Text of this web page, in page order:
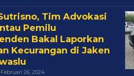
Tim Advokasi
Pemilu
Bakal Laporkan
Kecurangan di Jaken
Februari 26, 2024Oleh